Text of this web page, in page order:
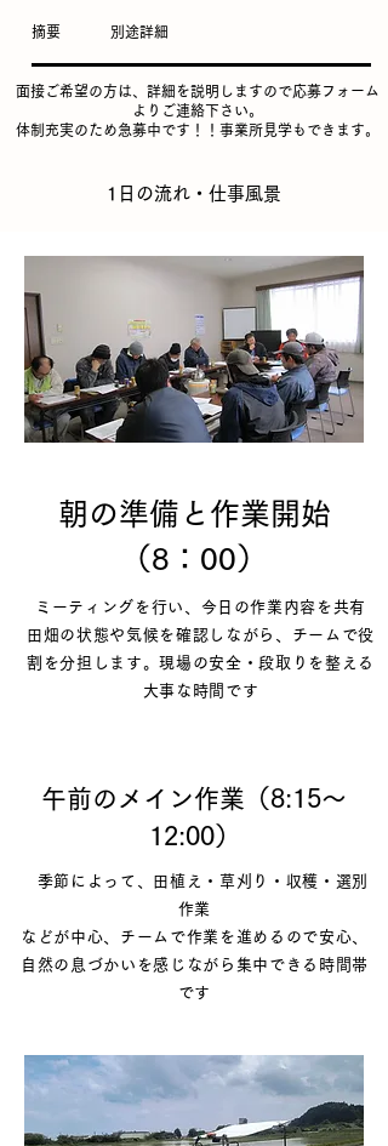
​摘要 別途​詳細
面接ご希望の方は、詳細を説明しますので応募フォーム
よりご連絡下さい。
体制充実のため急募中です！！ 事業所見学もできます。
1日の流れ・仕事風景
朝の準備と作業開始
（8：00）
ミーティングを行い、今日の作業内容を共有
田畑の状態や気候を確認しながら、
チームで役
割を分担します。現場の安全・段取りを整える
大事な時間です
午前のメイン作業（8:15〜
12:00）
季節によって、田植え・草刈り・収穫・選別
作業
などが中心、チームで作業を進めるので安心、
自然の息づかいを感じながら集中できる時間帯
です